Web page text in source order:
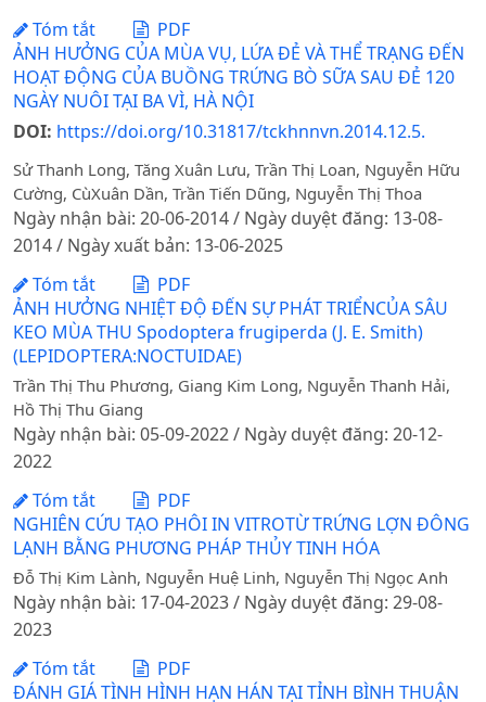
Tóm tắt
PDF
ẢNH HƯỞNG CỦA MÙA VỤ, LỨA ĐẺ VÀ THỂ TRẠNG ĐẾN
HOẠT ĐỘNG CỦA BUỒNG TRỨNG BÒ SỮA SAU ĐẺ 120
NGÀY NUÔI TẠI BA VÌ, HÀ NỘI
DOI: https://doi.org/10.31817/tckhnnvn.2014.12.5.
Sử Thanh Long, Tăng Xuân Lưu, Trần Thị Loan, Nguyễn Hữu
Cường, CùXuân Dần, Trần Tiến Dũng, Nguyễn Thị Thoa
Ngày nhận bài: 20-06-2014 / Ngày duyệt đăng: 13-08-
2014 / Ngày xuất bản: 13-06-2025
Tóm tắt
PDF
ẢNH HƯỞNG NHIỆT ĐỘ ĐẾN SỰ PHÁT TRIỂNCỦA SÂU
KEO MÙA THU Spodoptera frugiperda (J. E. Smith)
(LEPIDOPTERA:NOCTUIDAE)
Trần Thị Thu Phương, Giang Kim Long, Nguyễn Thanh Hải,
Hồ Thị Thu Giang
Ngày nhận bài: 05-09-2022 / Ngày duyệt đăng: 20-12-
2022
Tóm tắt
PDF
NGHIÊN CỨU TẠO PHÔI IN VITROTỪ TRỨNG LỢN ĐÔNG
LẠNH BẰNG PHƯƠNG PHÁP THỦY TINH HÓA
Đỗ Thị Kim Lành, Nguyễn Huệ Linh, Nguyễn Thị Ngọc Anh
Ngày nhận bài: 17-04-2023 / Ngày duyệt đăng: 29-08-
2023
Tóm tắt
PDF
ĐÁNH GIÁ TÌNH HÌNH HẠN HÁN TẠI TỈNH BÌNH THUẬN